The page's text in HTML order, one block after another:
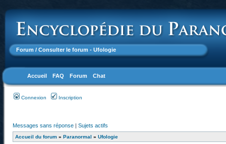
Forum / Consulter le forum - Ufologie
Accueil FAQ Forum Chat
Connexion Inscription
Messages sans réponse | Sujets actifs
Accueil du forum » Paranormal » Ufologie